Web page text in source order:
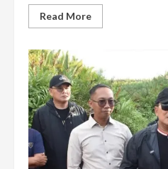
Read MoreRead
more
Kubu
Raya
Bakal
Disulap
Jadi
Pasar
Modern,
Ini
Prioritas
Pembangunannya